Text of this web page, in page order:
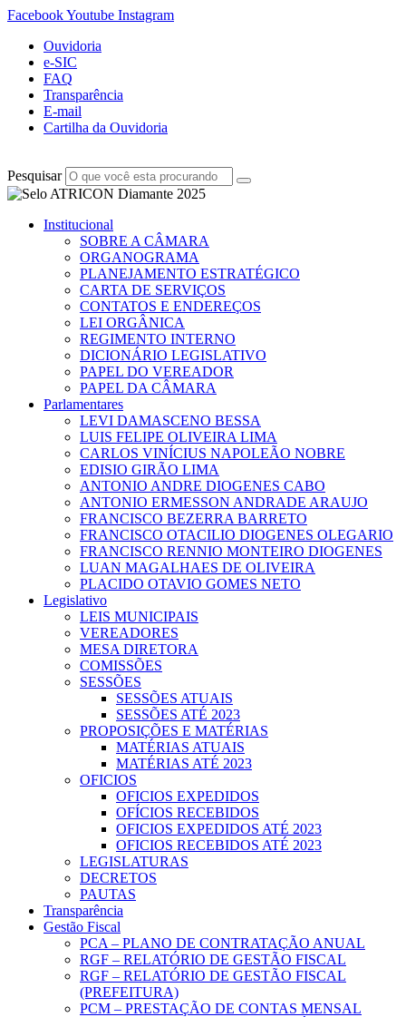
FacebookYoutube Instagram
Ouvidoria
e-SIC
FAQ
Transparência
E-mail
Cartilha da Ouvidoria
Pesquisar
Institucional
SOBRE A CÂMARA
ORGANOGRAMA
PLANEJAMENTO ESTRATÉGICO
CARTA DE SERVIÇOS
CONTATOS E ENDEREÇOS
LEI ORGÂNICA
REGIMENTO INTERNO
DICIONÁRIO LEGISLATIVO
PAPEL DO VEREADOR
PAPEL DA CÂMARA
Parlamentares
LEVI DAMASCENO BESSA
LUIS FELIPE OLIVEIRA LIMA
CARLOS VINÍCIUS NAPOLEÃO NOBRE
EDISIO GIRÃO LIMA
ANTONIO ANDRE DIOGENES CABO
ANTONIO ERMESSON ANDRADE ARAUJO
FRANCISCO BEZERRA BARRETO
FRANCISCO OTACILIO DIOGENES OLEGARIO
FRANCISCO RENNIO MONTEIRO DIOGENES
LUAN MAGALHAES DE OLIVEIRA
PLACIDO OTAVIO GOMES NETO
Legislativo
LEIS MUNICIPAIS
VEREADORES
MESA DIRETORA
COMISSÕES
SESSÕES
SESSÕES ATUAIS
SESSÕES ATÉ 2023
PROPOSIÇÕES E MATÉRIAS
MATÉRIAS ATUAIS
MATÉRIAS ATÉ 2023
OFICIOS
OFICIOS EXPEDIDOS
OFÍCIOS RECEBIDOS
OFICIOS EXPEDIDOS ATÉ 2023
OFICIOS RECEBIDOS ATÉ 2023
LEGISLATURAS
DECRETOS
PAUTAS
Transparência
Gestão Fiscal
PCA – PLANO DE CONTRATAÇÃO ANUAL
RGF – RELATÓRIO DE GESTÃO FISCAL
RGF – RELATÓRIO DE GESTÃO FISCAL
(PREFEITURA)
PCM – PRESTAÇÃO DE CONTAS MENSAL